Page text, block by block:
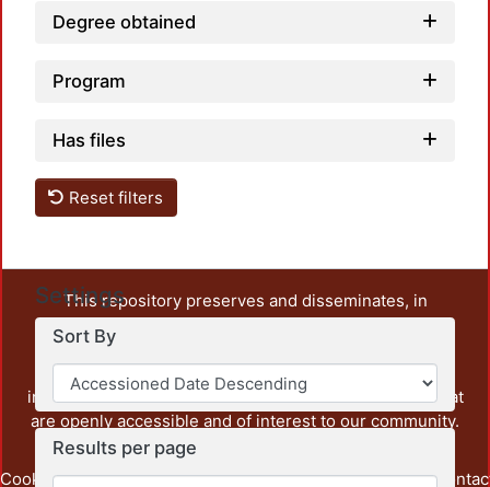
Degree obtained
Program
Has files
Reset filters
Settings
Sort By
Results per page
This repository preserves and disseminates, in
unrestricted open access, the teaching and research
output of UAM Azcapotzalco. It also includes some
administrative and graphic documents from the
institution, as well as content from other institutions that
are openly accessible and of interest to our community.
Cookie Privacy End User Send